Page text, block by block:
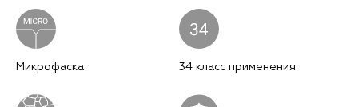
Микрофаска 34 класс применения